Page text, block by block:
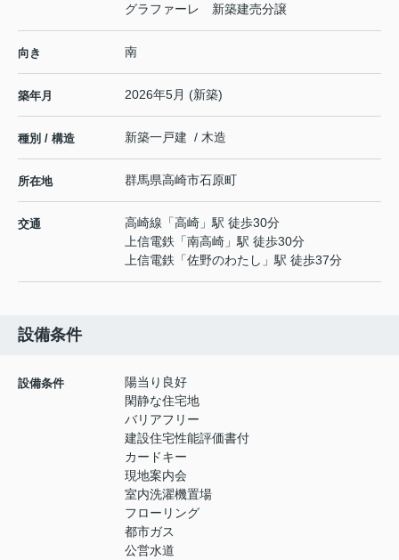
グラファーレ 新築建売分譲
向き 南
築年月 2026年5月 (新築)
種別 / 構造 新築一戸建 / 木造
所在地 群馬県高崎市石原町
交通 高崎線 「高崎 」駅 徒歩30分
上信電鉄 「南高崎 」駅 徒歩30分
上信電鉄 「佐野のわたし 」駅 徒歩37分
設備条件
設備条件
陽当り良好
閑静な住宅地
バリアフリー
建設住宅性能評価書付
カードキー
現地案内会
室内洗濯機置場
フローリング
都市ガス
公営水道